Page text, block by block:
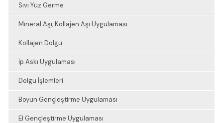
Sıvı Yüz Germe
Mineral Aşı, Kollajen Aşı Uygulaması
Kollajen Dolgu
İp Askı Uygulaması
Dolgu İşlemleri
Boyun Gençleştirme Uygulaması
El Gençleştirme Uygulaması